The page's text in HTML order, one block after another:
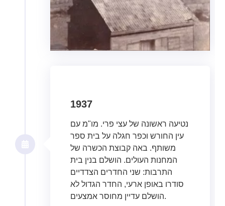
1937
נטיעה ראשונה של עצי פרי. מו"מ עם
עין החורש וכפר חגלה על בית ספר
משותף. באה קבוצת הכשרה של
המחנות העולים. הושלם בנין בית
התרבות: שני החדרים הצדדיים
סודרו באופן ארעי, החדר הגדול לא
הושלם עדיין מחוסר אמצעים.